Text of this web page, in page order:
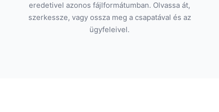
eredetivel azonos fájlformátumban. Olvassa át,
szerkessze, vagy ossza meg a csapatával és az
ügyfeleivel.